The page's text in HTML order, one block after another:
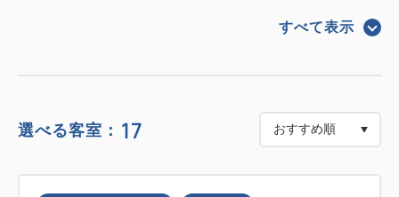
【営業時間】6：30〜10：00（最終入店9：30）
※アレルギー対応は致しかねますので予めご了承いた
すべて表示
選べる客室： 17